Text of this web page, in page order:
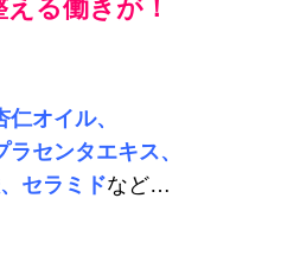
る働きが！
仁オイル、
センタエキス、
セラミドなど…